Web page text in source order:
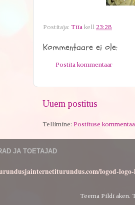
Postitaja:Tiia kell 23:28
Kommentaare ei ole:
Postita kommentaar
Uuem postitus
Tellimine:Postituse
JA TOETAJAD
logod-
Teema Pildi aken.